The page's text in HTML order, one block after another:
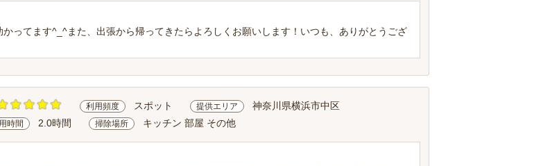
ってます^_^また、出張から帰ってきたらよろしくお願いします！いつも、ありがとうござ
利用頻度 スポット 提供エリア 神奈川県横浜市中区
時間 2.0時間 掃除場所 キッチン 部屋 その他